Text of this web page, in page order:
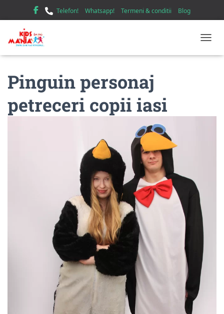
Telefon! Whatsapp! Termeni & conditii Blog
Pinguin personaj
petreceri copii iasi